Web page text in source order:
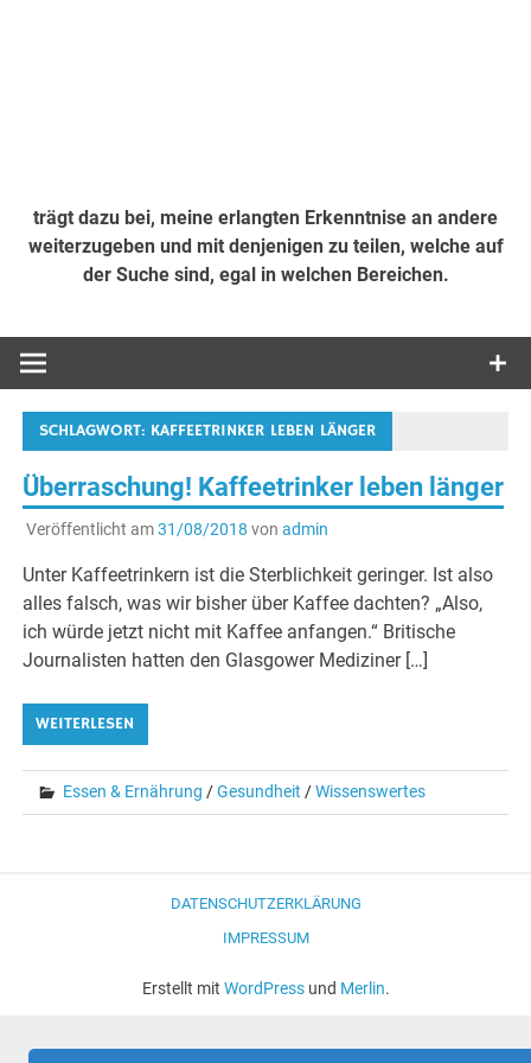
trägt dazu bei, meine erlangten Erkenntnise an andere
weiterzugeben und mit denjenigen zu teilen, welche auf
der Suche sind, egal in welchen Bereichen.
SCHLAGWORT: KAFFEETRINKER LEBEN LÄNGER
Überraschung! Kaffeetrinker leben länger
Veröffentlicht am31/08/2018 von admin
Unter Kaffeetrinkern ist die Sterblichkeit geringer. Ist also
alles falsch, was wir bisher über Kaffee dachten? „Also,
ich würde jetzt nicht mit Kaffee anfangen.“ Britische
Journalisten hatten den Glasgower Mediziner […]
WEITERLESEN
Essen & Ernährung /Gesundheit /Wissenswertes
DATENSCHUTZERKLÄRUNG
IMPRESSUM
Erstellt mit WordPressund Merlin.